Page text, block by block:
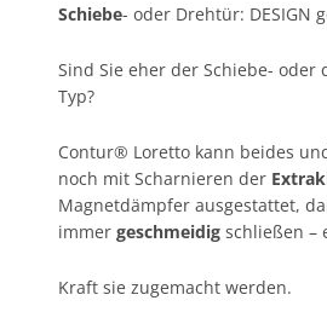
Schiebe- oder Drehtür: DESIGN
Sind Sie eher der Schiebe- oder
Typ?
Contur® Loretto kann beides
noch mit Scharnieren der
Magnetdämpfer ausgestattet,
immer geschmeidig schließen –
Kraft sie zugemacht werden.